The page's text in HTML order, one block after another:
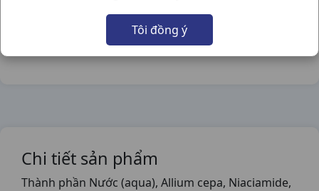
Tôi đồng ý
Chia sẻ qua mạng xã hội:
Chi tiết sản phẩm
Thành phần Nước (aqua), Allium cepa, Niaciamide,